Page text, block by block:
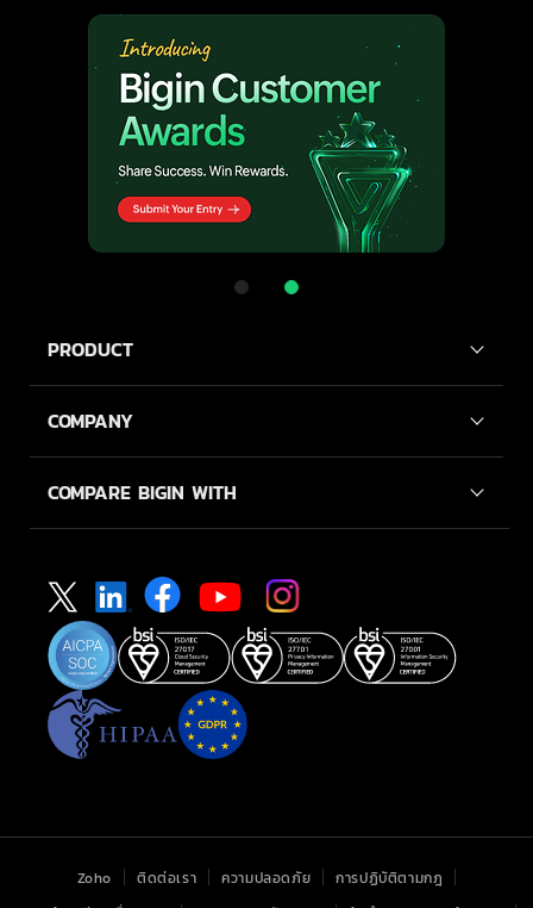
PRODUCT
COMPANY
COMPARE BIGIN WITH
Zoho ติดต่อเรา ความปลอดภัย
การปฏิบัติตามกฎ